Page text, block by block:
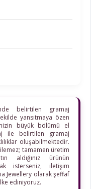
belirtilen gramaj
yansıtmaya özen
büyük bölümü el
ile belirtilen gramaj
oluşabilmektedir.
tamamen üretim
aldığınız ürünün
isterseniz, iletişim
Jewellery olarak şeffaf
ediniyoruz.